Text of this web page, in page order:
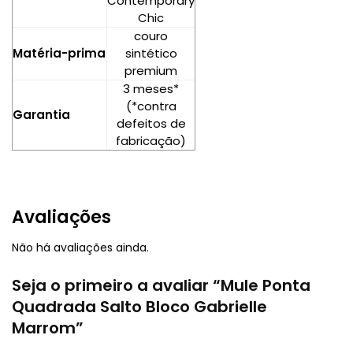
Chic
Matéria-prima
couro
sintético
premium
Garantia
3 meses*
(*contra
defeitos de
fabricação)
Avaliações
Não há avaliações ainda.
Seja o primeiro a avaliar “Mule Ponta
Quadrada Salto Bloco Gabrielle
Marrom”